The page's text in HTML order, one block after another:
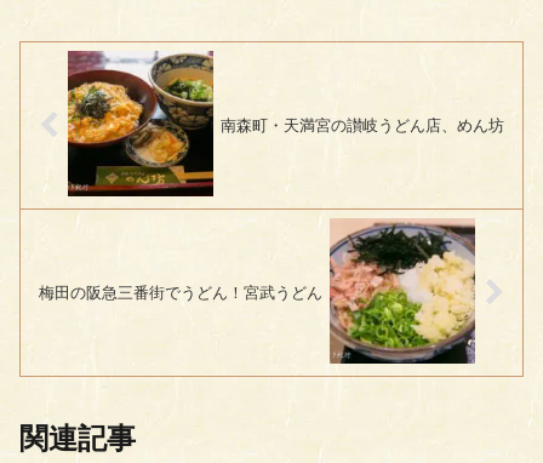
南森町・天満宮の讃岐うどん店、めん坊
梅田の阪急三番街でうどん！宮武うどん
関連記事